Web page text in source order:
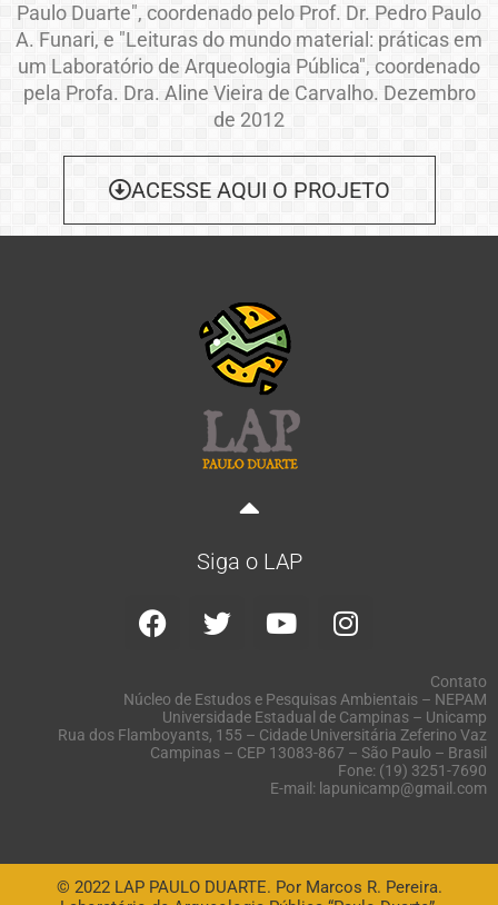
Paulo Duarte", coordenado pelo Prof. Dr. Pedro Paulo
A. Funari, e "Leituras do mundo material: práticas em
um Laboratório de Arqueologia Pública", coordenado
pela Profa. Dra. Aline Vieira de Carvalho. Dezembro
de 2012
ACESSE AQUI O PROJETO
Siga o LAP
Contato
Núcleo de Estudos e Pesquisas Ambientais – NEPAM
Universidade Estadual de Campinas – Unicamp
Rua dos Flamboyants, 155 – Cidade Universitária Zeferino Vaz
Campinas – CEP 13083-867 – São Paulo – Brasil
Fone: (19) 3251-7690
E-mail: lapunicamp@gmail.com
© 2022 LAP PAULO DUARTE. Por Marcos R. Pereira.